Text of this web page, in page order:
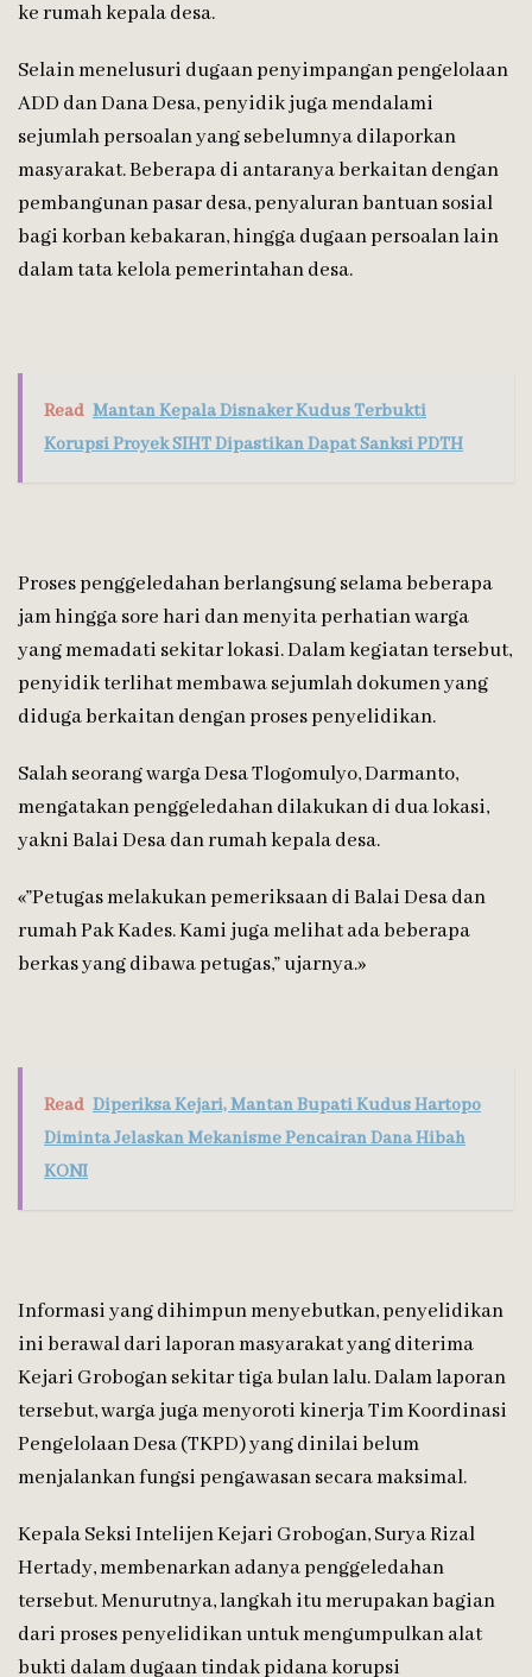
ke rumah kepala desa.
Selain menelusuri dugaan penyimpangan pengelolaan
ADD dan Dana Desa, penyidik juga mendalami
sejumlah persoalan yang sebelumnya dilaporkan
masyarakat. Beberapa di antaranya berkaitan dengan
pembangunan pasar desa, penyaluran bantuan sosial
bagi korban kebakaran, hingga dugaan persoalan lain
dalam tata kelola pemerintahan desa.
Read Mantan Kepala Disnaker Kudus Terbukti
Korupsi Proyek SIHT Dipastikan Dapat Sanksi PDTH
Proses penggeledahan berlangsung selama beberapa
jam hingga sore hari dan menyita perhatian warga
yang memadati sekitar lokasi. Dalam kegiatan tersebut,
penyidik terlihat membawa sejumlah dokumen yang
diduga berkaitan dengan proses penyelidikan.
Salah seorang warga Desa Tlogomulyo, Darmanto,
mengatakan penggeledahan dilakukan di dua lokasi,
yakni Balai Desa dan rumah kepala desa.
«”Petugas melakukan pemeriksaan di Balai Desa dan
rumah Pak Kades. Kami juga melihat ada beberapa
berkas yang dibawa petugas,” ujarnya.»
Read Diperiksa Kejari, Mantan Bupati Kudus Hartopo
Diminta Jelaskan Mekanisme Pencairan Dana Hibah
KONI
Informasi yang dihimpun menyebutkan, penyelidikan
ini berawal dari laporan masyarakat yang diterima
Kejari Grobogan sekitar tiga bulan lalu. Dalam laporan
tersebut, warga juga menyoroti kinerja Tim Koordinasi
Pengelolaan Desa (TKPD) yang dinilai belum
menjalankan fungsi pengawasan secara maksimal.
Kepala Seksi Intelijen Kejari Grobogan, Surya Rizal
Hertady, membenarkan adanya penggeledahan
tersebut. Menurutnya, langkah itu merupakan bagian
dari proses penyelidikan untuk mengumpulkan alat
bukti dalam dugaan tindak pidana korupsi